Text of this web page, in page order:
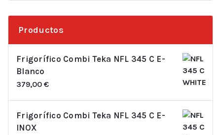
Productos
Frigorífico Combi Teka NFL 345 C E-
Blanco
379,00 €
Frigorífico Combi Teka NFL 345 C E-
INOX